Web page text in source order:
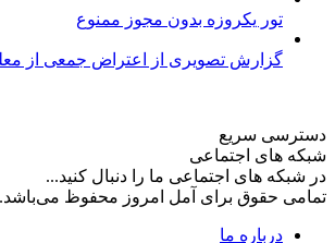
تور یکروزه بدون مجوز ممنوع
گزارش تصویری از اعتراض جمعی از
دسترسی سریع
شبکه های اجتماعی
در شبکه های اجتماعی ما را دنبال کنید...
تمامی حقوق برای آمل امروز محفوظ می‌باشد.
درباره ما